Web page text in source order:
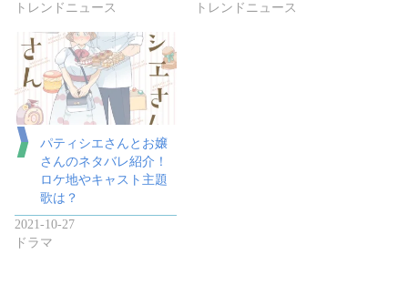
トレンドニュース
トレンドニュース
パティシエさんとお嬢
さんのネタバレ紹介！
ロケ地やキャスト主題
歌は？
2021-10-27
ドラマ